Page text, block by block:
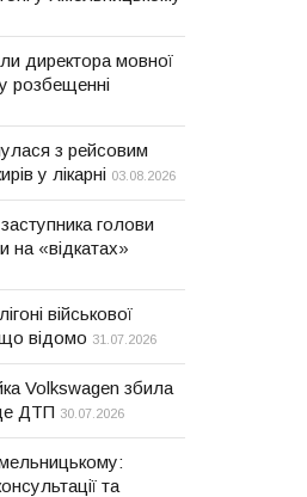
директора мовної
розбещенні
з рейсовим
у лікарні 03.08.2026
голови
на «відкатах»
військової
відомо 31.07.2026
Volkswagen збила
ДТП 30.07.2026
та